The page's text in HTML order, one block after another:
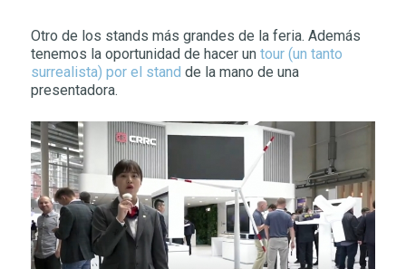
Otro de los stands más grandes de la feria. Además
tenemos la oportunidad de hacer un tour (un tanto
surrealista) por el stand de la mano de una
presentadora.